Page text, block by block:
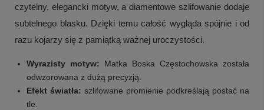
czytelny, elegancki motyw, a diamentowe szlifowanie dodaje
subtelnego blasku. Dzięki temu całość wygląda spójnie i od
razu kojarzy się z pamiątką ważnej uroczystości.
Wyrazisty motyw: Matka Boska Częstochowska została
odwzorowana z dużą precyzją.
Efekt światła: szlifowane promienie podkreślają postać na
tle.